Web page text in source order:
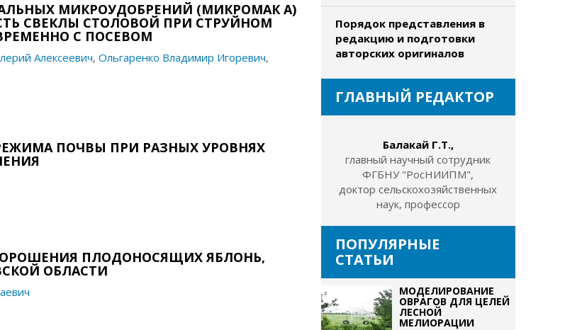
МИКРОУДОБРЕНИЙ (МИКРОМАК А)
СВЕКЛЫ СТОЛОВОЙ ПРИ СТРУЙНОМ
С ПОСЕВОМ
Алексеевич,Ольгаренко Владимир Игоревич,
ПОЧВЫ ПРИ РАЗНЫХ УРОВНЯХ
ПЛОДОНОСЯЩИХ ЯБЛОНЬ,
ОБЛАСТИ
Порядок представления в
редакцию и подготовки
авторских оригиналов
ГЛАВНЫЙ РЕДАКТОР
Балакай Г.Т.,
главный научный сотрудник
ФГБНУ "РосНИИПМ",
доктор сельскохозяйственных
наук, профессор
ПОПУЛЯРНЫЕ
СТАТЬИ
МОДЕЛИРОВАНИЕ
ОВРАГОВ ДЛЯ ЦЕЛЕЙ
ЛЕСНОЙ
МЕЛИОРАЦИИ